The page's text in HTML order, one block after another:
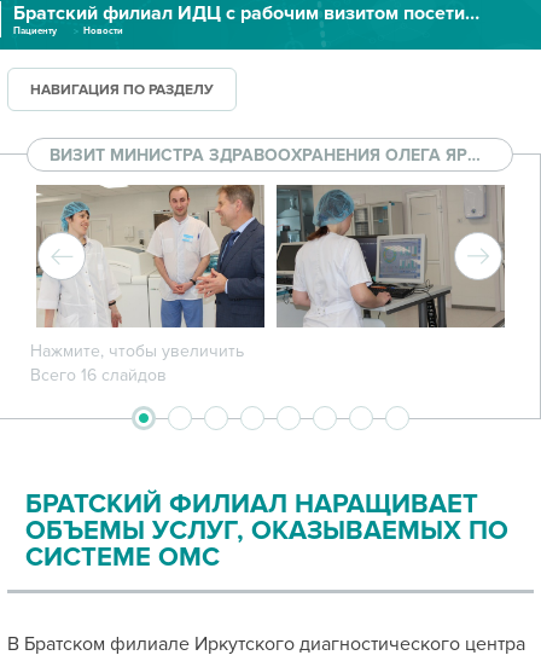
УСЛУГИ И ЦЕНЫ
ПАЦИЕНТУ
ВРАЧУ
ПРАВОВАЯ ИНФОРМАЦИЯ
Братский филиал ИДЦ с рабочим визитом посетил министр здравоохранения
Пациенту Новости
НАВИГАЦИЯ ПО РАЗДЕЛУ
ВИЗИТ МИНИСТРА ЗДРАВООХРАНЕНИЯ ОЛЕГА ЯРОШЕНКО В БРАТСК
Нажмите, чтобы увеличить
Всего 16 слайдов
БРАТСКИЙ ФИЛИАЛ НАРАЩИВАЕТ
ОБЪЕМЫ УСЛУГ, ОКАЗЫВАЕМЫХ ПО
СИСТЕМЕ ОМС
В Братском филиале Иркутского диагностического центра